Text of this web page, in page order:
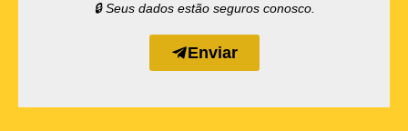
🔒 Seus dados estão seguros conosco.
Enviar